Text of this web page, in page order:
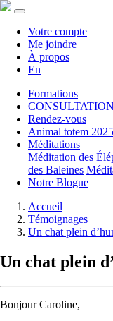
Votre compte
Me joindre
À propos
En
Formations
Rendez-vous
Animal totem 2025
Méditations
Méditation des
des Baleines
Notre Blogue
Accueil
Témoignages
Un chat plein
Un chat plein
Bonjour Caroline,